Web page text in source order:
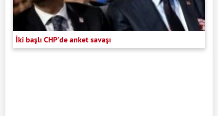
İki başlı CHP'de anket savaşı